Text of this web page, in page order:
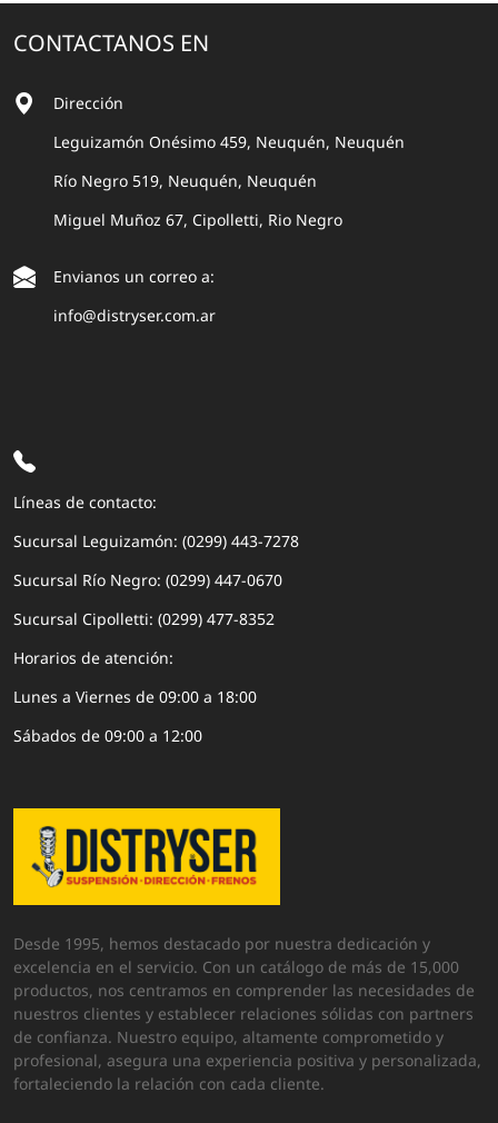
CONTACTANOS EN
Dirección
Leguizamón Onésimo 459, Neuquén, Neuquén
Río Negro 519, Neuquén, Neuquén
Miguel Muñoz 67, Cipolletti, Rio Negro
Envianos un correo a:
info@distryser.com.ar
Líneas de contacto:
Sucursal Leguizamón: (0299) 443-7278
Sucursal Río Negro: (0299) 447-0670
Sucursal Cipolletti: (0299) 477-8352
Horarios de atención:
Lunes a Viernes de 09:00 a 18:00
Sábados de 09:00 a 12:00
Desde 1995, hemos destacado por nuestra dedicación y
excelencia en el servicio. Con un catálogo de más de 15,000
productos, nos centramos en comprender las necesidades de
nuestros clientes y establecer relaciones sólidas con partners
de confianza. Nuestro equipo, altamente comprometido y
profesional, asegura una experiencia positiva y personalizada,
fortaleciendo la relación con cada cliente.